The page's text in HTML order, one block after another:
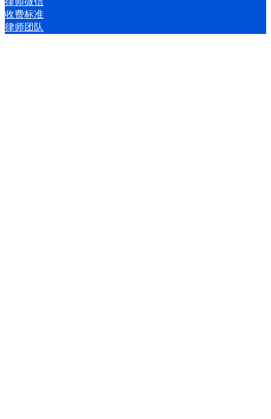
收费标准
律师团队